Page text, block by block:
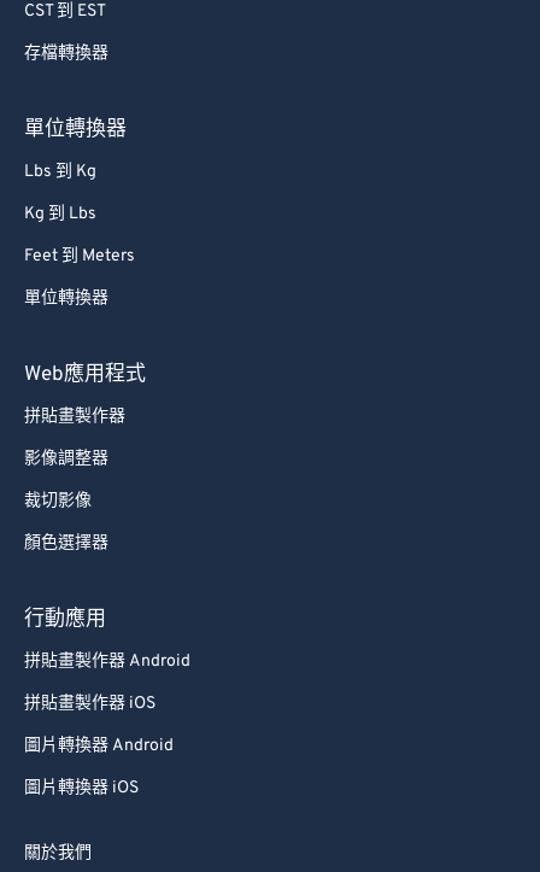
CST 到 EST
存檔轉換器
單位轉換器
Lbs 到 Kg
Kg 到 Lbs
Feet 到 Meters
單位轉換器
Web應用程式
拼貼畫製作器
影像調整器
裁切影像
顏色選擇器
行動應用
拼貼畫製作器 Android
拼貼畫製作器 iOS
圖片轉換器 Android
圖片轉換器 iOS
關於我們